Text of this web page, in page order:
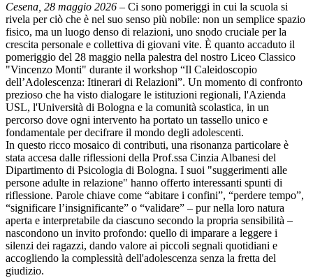
Cesena, 28 maggio 2026 – Ci sono pomeriggi in cui la scuola si
rivela per ciò che è nel suo senso più nobile: non un semplice spazio
fisico, ma un luogo denso di relazioni, uno snodo cruciale per la
crescita personale e collettiva di giovani vite. È quanto accaduto il
pomeriggio del 28 maggio nella palestra del nostro Liceo Classico
"Vincenzo Monti" durante il workshop “Il Caleidoscopio
dell’Adolescenza: Itinerari di Relazioni”. Un momento di confronto
prezioso che ha visto dialogare le istituzioni regionali, l'Azienda
USL, l'Università di Bologna e la comunità scolastica, in un
percorso dove ogni intervento ha portato un tassello unico e
fondamentale per decifrare il mondo degli adolescenti.
​In questo ricco mosaico di contributi, una risonanza particolare è
stata accesa dalle riflessioni della Prof.ssa Cinzia Albanesi del
Dipartimento di Psicologia di Bologna. I suoi "suggerimenti alle
persone adulte in relazione" hanno offerto interessanti spunti di
riflessione. Parole chiave come “abitare i confini”, “perdere tempo”,
“significare l’insignificante” o “validare” – pur nella loro natura
aperta e interpretabile da ciascuno secondo la propria sensibilità –
nascondono un invito profondo: quello di imparare a leggere i
silenzi dei ragazzi, dando valore ai piccoli segnali quotidiani e
accogliendo la complessità dell'adolescenza senza la fretta del
giudizio.